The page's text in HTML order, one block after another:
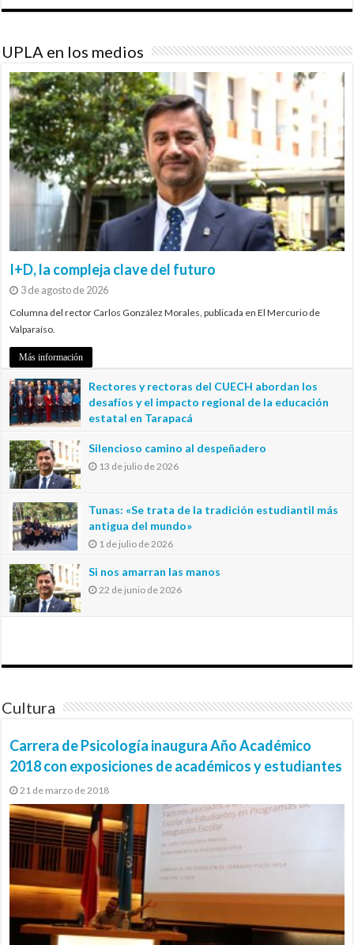
UPLA en los medios
I+D, la compleja clave del futuro
3 de agosto de 2026
Columna del rector Carlos González Morales, publicada en El Mercurio de
Valparaíso.
Más información
Rectores y rectoras del CUECH abordan los
desafíos y el impacto regional de la educación
estatal en Tarapacá
Silencioso camino al despeñadero
13 de julio de 2026
Tunas: «Se trata de la tradición estudiantil más
antigua del mundo»
1 de julio de 2026
Si nos amarran las manos
22 de junio de 2026
Cultura
Carrera de Psicología inaugura Año Académico
2018 con exposiciones de académicos y estudiantes
21 de marzo de 2018